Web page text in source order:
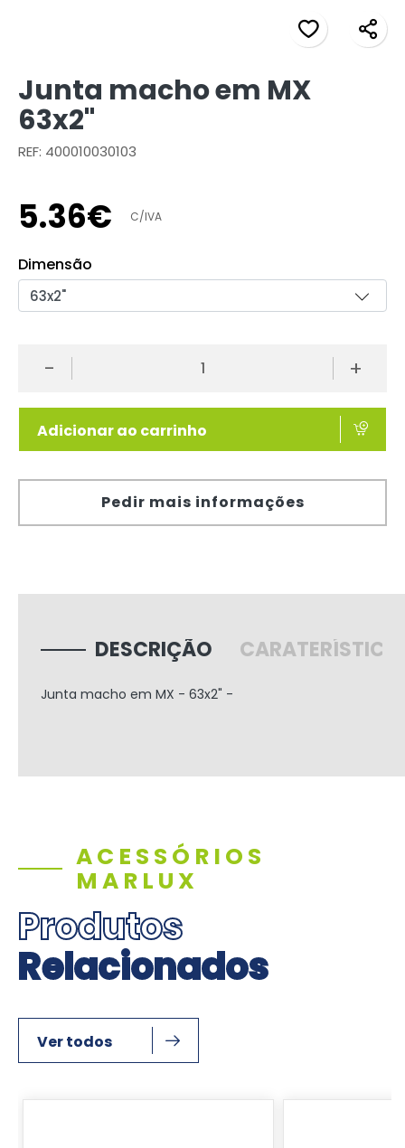
Junta macho em MX
63x2"
REF: 400010030103
5.36€ C/IVA
Dimensão
- +
Adicionar ao carrinho
Pedir mais informações
DESCRIÇÃO
Junta macho em MX - 63x2" -
ACESSÓRIOS
MARLUX
Produtos
Relacionados
Ver todos